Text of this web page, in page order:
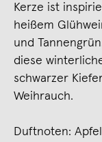
Kerze ist
heißem
und
diese
schwarzer
Weihrauch.
Duftnoten: